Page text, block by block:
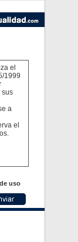
el
1999
sus
a
el
uso